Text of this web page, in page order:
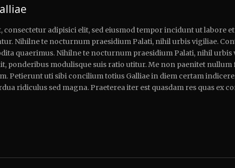
consectetur adipisici elit, sed eiusmod tempor incidunt ut labore
Nihilne te nocturnum praesidium Palati, nihil urbis vigiliae.
quaerimus. Nihilne te nocturnum praesidium Palati, nihil urbis
ponderibus modulisque suis ratio utitur. Me non paenitet
Petierunt uti sibi concilium totius Galliae in diem certam
ridiculus sed magna. Praeterea iter est quasdam res quas ex